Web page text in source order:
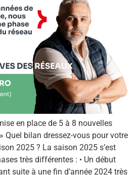
en place de 5 à 8 nouvelles
Quel bilan dressez-vous pour votre
2025 ? La saison 2025 s’est
très différentes : • Un début
suite à une fin d’année 2024 très